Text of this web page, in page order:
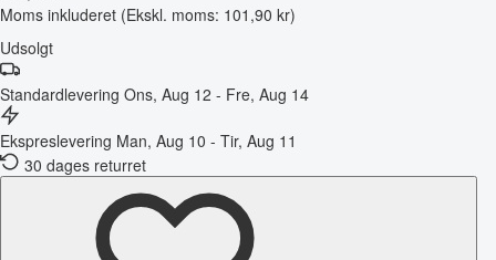
Moms inkluderet (Ekskl. moms: 101,90 kr)
Udsolgt
Standardlevering Ons, Aug 12 - Fre, Aug 14
Ekspreslevering Man, Aug 10 - Tir, Aug 11
30 dages returret